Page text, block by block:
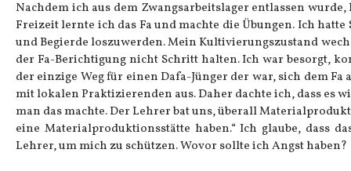
Nachdem ich aus dem Zwangsarbeitslager entlassen
Freizeit lernte ich das Fa und machte die Übungen. Ich
und Begierde loszuwerden. Mein Kultivierungszustand
der Fa-Berichtigung nicht Schritt halten. Ich war besorgt,
der einzige Weg für einen Dafa-Jünger der war, sich dem
mit lokalen Praktizierenden aus. Daher dachte ich, dass es
man das machte. Der Lehrer bat uns, überall
eine Materialproduktionsstätte haben.“ Ich glaube, dass
Lehrer, um mich zu schützen. Wovor sollte ich Angst haben?